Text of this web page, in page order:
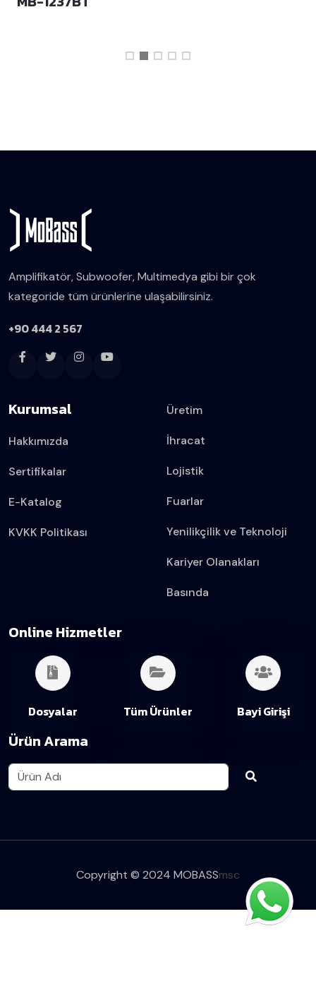
Amplifikatör, Subwoofer, Multimedya gibi bir çok
kategoride tüm ürünlerine ulaşabilirsiniz.
+90 444 2 567
Kurumsal
Hakkımızda
Sertifikalar
E-Katalog
KVKK Politikası
Üretim
İhracat
Lojistik
Fuarlar
Yenilikçilik ve Teknoloji
Kariyer Olanakları
Basında
Online Hizmetler
Dosyalar Tüm Ürünler Bayi Girişi
Ürün Arama
Copyright © 2024 MOBASSmsc